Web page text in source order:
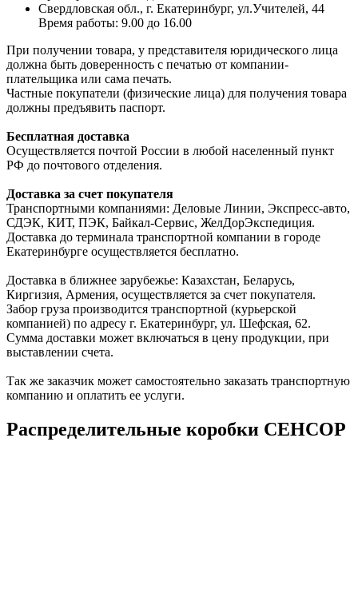
Свердловская обл., г. Екатеринбург, ул.Учителей, 44
Время работы: 9.00 до 16.00
При получении товара, у представителя юридического лица
должна быть доверенность с печатью от компании-
плательщика или сама печать.
Частные покупатели (физические лица) для получения товара
должны предъявить паспорт.
Бесплатная доставка
Осуществляется почтой России в любой населенный пункт
РФ до почтового отделения.
Доставка за счет покупателя
Транспортными компаниями: Деловые Линии, Экспресс-авто,
СДЭК, КИТ, ПЭК, Байкал-Сервис, ЖелДорЭкспедиция.
Доставка до терминала транспортной компании в городе
Екатеринбурге осуществляется бесплатно.
Доставка в ближнее зарубежье: Казахстан, Беларусь,
Киргизия, Армения, осуществляется за счет покупателя.
Забор груза производится транспортной (курьерской
компанией) по адресу г. Екатеринбург, ул. Шефская, 62.
Сумма доставки может включаться в цену продукции, при
выставлении счета.
Так же заказчик может самостоятельно заказать транспортную
компанию и оплатить ее услуги.
Распределительные коробки СЕНСОР